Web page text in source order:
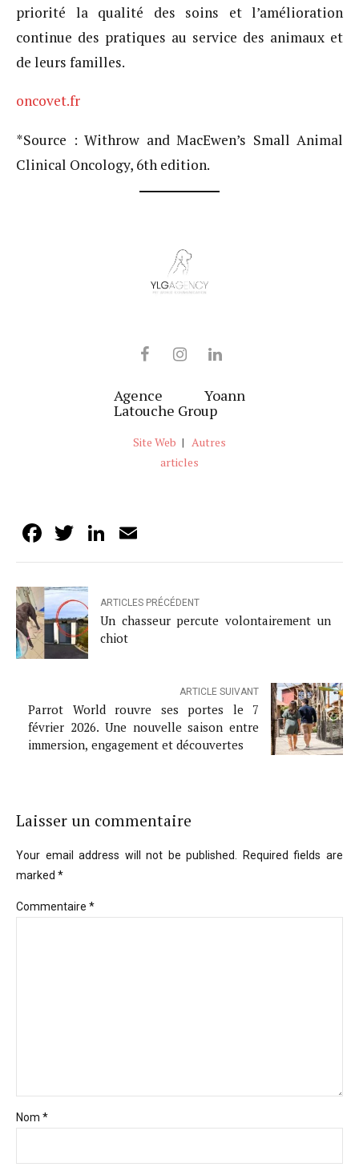
priorité la qualité des soins et l’amélioration
continue des pratiques au service des animaux et
de leurs familles.
oncovet.fr
*Source : Withrow and MacEwen’s Small Animal
Clinical Oncology, 6th edition.
Agence Yoann
Latouche Group
Site Web | Autres
articles
Facebook
TwitterLinkedIn
ARTICLES PRÉCÉDENT
Un chasseur percute volontairement un
chiot
ARTICLE SUIVANT
Parrot World rouvre ses portes le 7
février 2026. Une nouvelle saison entre
immersion, engagement et découvertes
Laisser un commentaire
Your email address will not be published. Required fields are
marked *
Commentaire *
Nom *